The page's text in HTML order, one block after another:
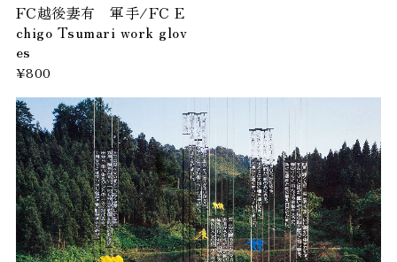
FC越後妻有 軍手/FC E
chigo Tsumari work glov
es
¥800